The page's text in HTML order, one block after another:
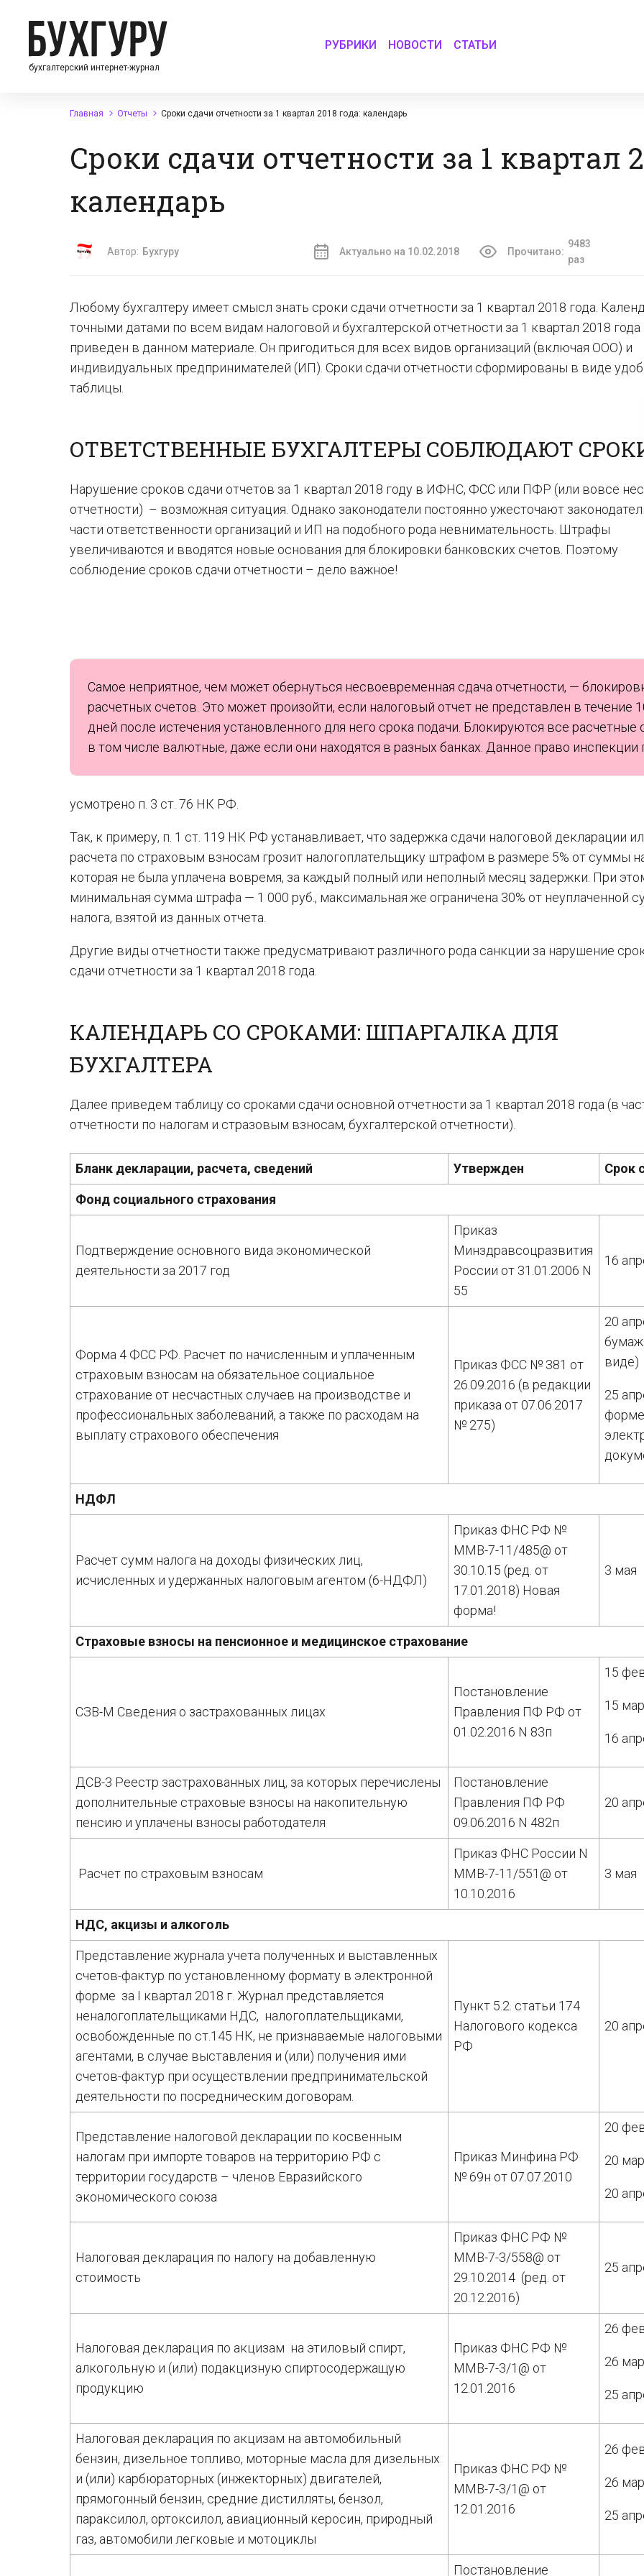
бухгалтерский интернет-журнал
РУБРИКИ НОВОСТИ СТАТЬИ
Главная Отчеты Сроки сдачи отчетности за 1 квартал 2018 года: календарь
Сроки сдачи отчетности за 1 квартал
календарь
Автор: Бухгуру Актуально на 10.02.2018 Прочитано:
9483
раз
Любому бухгалтеру имеет смысл знать сроки сдачи отчетности за 1 квартал 2018 года.
точными датами по всем видам налоговой и бухгалтерской отчетности за 1 квартал 2018 года
приведен в данном материале. Он пригодиться для всех видов организаций (включая ООО) и
индивидуальных предпринимателей (ИП). Сроки сдачи отчетности сформированы в виде
таблицы.
ОТВЕТСТВЕННЫЕ БУХГАЛТЕРЫ СОБЛЮДАЮТ
Нарушение сроков сдачи отчетов за 1 квартал 2018 году в ИФНС, ФСС или ПФР (или вовсе
отчетности) – возможная ситуация. Однако законодатели постоянно ужесточают
части ответственности организаций и ИП на подобного рода невнимательность. Штрафы
увеличиваются и вводятся новые основания для блокировки банковских счетов. Поэтому
соблюдение сроков сдачи отчетности – дело важное!
Самое неприятное, чем может обернуться несвоевременная сдача отчетности, —
расчетных счетов. Это может произойти, если налоговый отчет не представлен в течение
дней после истечения установленного для него срока подачи. Блокируются все расчетные
в том числе валютные, даже если они находятся в разных банках. Данное право инспекции
усмотрено п. 3 ст. 76 НК РФ.
Так, к примеру, п. 1 ст. 119 НК РФ устанавливает, что задержка сдачи налоговой декларации
расчета по страховым взносам грозит налогоплательщику штрафом в размере 5% от суммы
которая не была уплачена вовремя, за каждый полный или неполный месяц задержки. При
минимальная сумма штрафа — 1 000 руб., максимальная же ограничена 30% от неуплаченной
налога, взятой из данных отчета.
Другие виды отчетности также предусматривают различного рода санкции за нарушение
сдачи отчетности за 1 квартал 2018 года.
КАЛЕНДАРЬ СО СРОКАМИ: ШПАРГАЛКА ДЛЯ
БУХГАЛТЕРА
Далее приведем таблицу со сроками сдачи основной отчетности за 1 квартал 2018 года (в
отчетности по налогам и стразовым взносам, бухгалтерской отчетности).
Бланк декларации, расчета, сведений Утвержден Срок
Фонд социального страхования
Подтверждение основного вида экономической
деятельности за 2017 год
Приказ
Минздравсоцразвития
России от 31.01.2006 N
55
16
Форма 4 ФСС РФ. Расчет по начисленным и уплаченным
страховым взносам на обязательное социальное
страхование от несчастных случаев на производстве и
профессиональных заболеваний, а также по расходам на
выплату страхового обеспечения
Приказ ФСС № 381 от
26.09.2016 (в редакции
приказа от 07.06.2017
№ 275)
20
виде)
25
форме
НДФЛ
Расчет сумм налога на доходы физических лиц,
исчисленных и удержанных налоговым агентом (6-НДФЛ)
Приказ ФНС РФ №
ММВ-7-11/485@ от
30.10.15 (ред. от
17.01.2018) Новая
форма!
3 мая
Страховые взносы на пенсионное и медицинское страхование
СЗВ-М Сведения о застрахованных лицах
Постановление
Правления ПФ РФ от
01.02.2016 N 83п
15
15
16
ДСВ-3 Реестр застрахованных лиц, за которых перечислены
дополнительные страховые взносы на накопительную
пенсию и уплачены взносы работодателя
Постановление
Правления ПФ РФ
09.06.2016 N 482п
20
Расчет по страховым взносам
Приказ ФНС России N
ММВ-7-11/551@ от
10.10.2016
3 мая
НДС, акцизы и алкоголь
Представление журнала учета полученных и выставленных
счетов-фактур по установленному формату в электронной
форме за I квартал 2018 г. Журнал представляется
неналогоплательщиками НДС, налогоплательщиками,
освобожденные по ст.145 НК, не признаваемые налоговыми
агентами, в случае выставления и (или) получения ими
счетов-фактур при осуществлении предпринимательской
деятельности по посредническим договорам.
Пункт 5.2. статьи 174
Налогового кодекса
РФ
20
Представление налоговой декларации по косвенным
налогам при импорте товаров на территорию РФ с
территории государств – членов Евразийского
экономического союза
Приказ Минфина РФ
№ 69н от 07.07.2010
20
20
20
Налоговая декларация по налогу на добавленную
стоимость
Приказ ФНС РФ №
ММВ-7-3/558@ от
29.10.2014 (ред. от
20.12.2016)
25
Налоговая декларация по акцизам на этиловый спирт,
алкогольную и (или) подакцизную спиртосодержащую
продукцию
Приказ ФНС РФ №
ММВ-7-3/1@ от
12.01.2016
26
26
25
Налоговая декларация по акцизам на автомобильный
бензин, дизельное топливо, моторные масла для дизельных
и (или) карбюраторных (инжекторных) двигателей,
прямогонный бензин, средние дистилляты, бензол,
параксилол, ортоксилол, авиационный керосин, природный
газ, автомобили легковые и мотоциклы
Приказ ФНС РФ №
ММВ-7-3/1@ от
12.01.2016
26
26
25
Постановление